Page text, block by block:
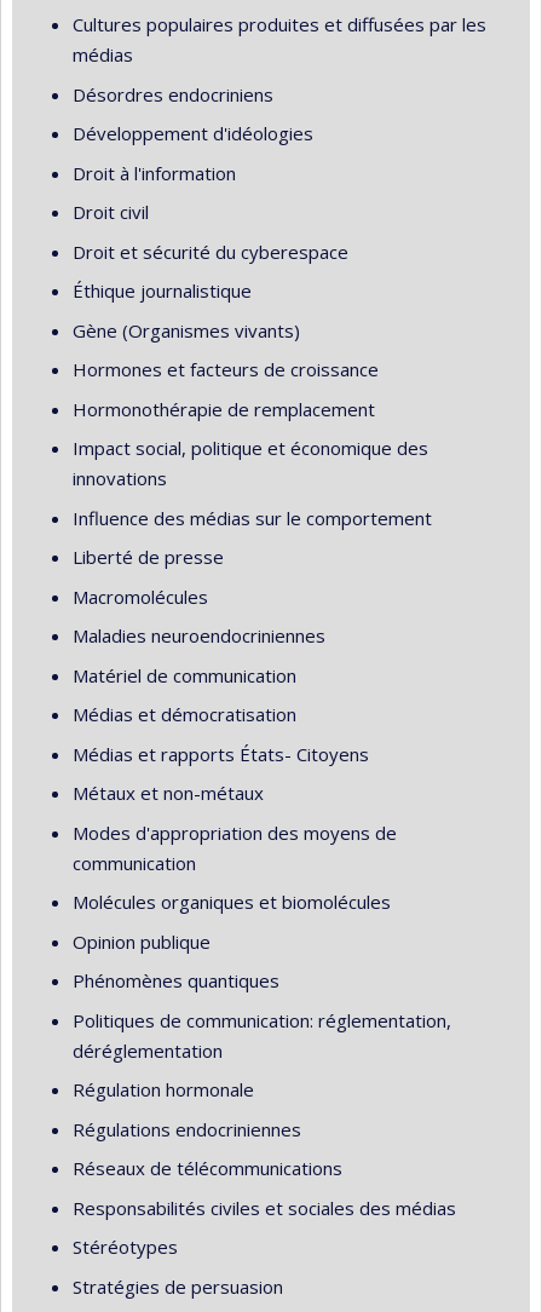
Cultures populaires produites et diffusées par les
médias
Désordres endocriniens
Développement d'idéologies
Droit à l'information
Droit civil
Droit et sécurité du cyberespace
Éthique journalistique
Gène (Organismes vivants)
Hormones et facteurs de croissance
Hormonothérapie de remplacement
Impact social, politique et économique des
innovations
Influence des médias sur le comportement
Liberté de presse
Macromolécules
Maladies neuroendocriniennes
Matériel de communication
Médias et démocratisation
Médias et rapports États- Citoyens
Métaux et non-métaux
Modes d'appropriation des moyens de
communication
Molécules organiques et biomolécules
Opinion publique
Phénomènes quantiques
Politiques de communication: réglementation,
déréglementation
Régulation hormonale
Régulations endocriniennes
Réseaux de télécommunications
Responsabilités civiles et sociales des médias
Stéréotypes
Stratégies de persuasion